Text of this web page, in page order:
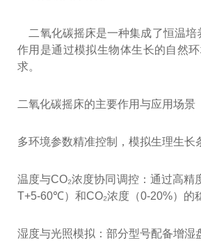
二氧化碳摇床是一种集成了恒温培
作用是通过模拟生物体生长的自然
求。
二氧化碳摇床的主要作用与应用场景
多环境参数精准控制，模拟生理生长
温度与CO₂浓度协同调控：通过高
T+5-60℃）和CO₂浓度（0-20%）的
湿度与光照模拟：部分型号配备增